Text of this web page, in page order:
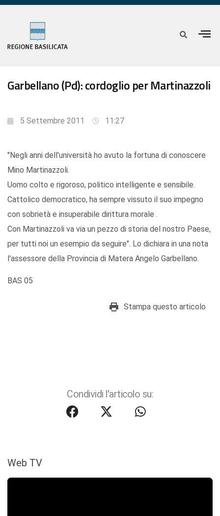
Garbellano (Pd): cordoglio per Martinazzoli
5 Settembre 2011 11:27
"Negli anni dell’università ho avuto la fortuna di conoscere
Mino Martinazzoli.
Uomo colto e rigoroso, politico intelligente e sensibile.
Cattolico democratico, ha sempre vissuto il suo impegno
con sobrietà e insuperabile dirittura morale .
Con Martinazzoli va via un pezzo di storia del nostro Paese,
per tutti noi un esempio da seguire". Lo dichiara in una nota
l'assessore della Provincia di Matera Angelo Garbellano.
BAS 05
Stampa questo articolo
Condividi l'articolo su:
Web TV